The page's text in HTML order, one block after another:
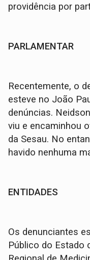
providência por
PARLAMENTAR
Recentemente, o
esteve no João
denúncias.
viu e encaminhou
da Sesau. No
havido nenhuma
ENTIDADES
Os denunciantes
Público do Estado